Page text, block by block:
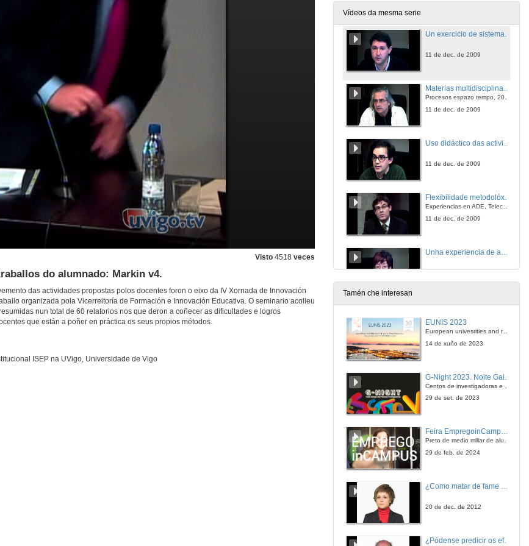
Visto 4518 veces
do alumnado: Markin v4.
das actividades propostas polos docentes foron o eixo da IV Xornada de Innovación
organizada pola Vicerreitoría de Formación e Innovación Educativa. O seminario acolleu
nun total de 60 relatorios nos que deron a coñecer as dificultades e logros
que están a poñer en práctica os seus propios métodos.
ISEP na UVigo, Universidade de Vigo
Vídeos da mesma serie
11 de dec. de 2009
Materias multidisciplinares no EEES.
Procesos espazo tempo, 2008/2009: proposta, seguemento e análise dun exercicio de carácter non presencial.
11 de dec. de 2009
11 de dec. de 2009
Flexibilidade metodolóxica en materias de libre elección; motivacións no alumno, matrícula necesaria e incorporación de coñecementos ao currículo.
Experiencias en ADE, Telecomunicacións, Industriais e Ciencias do Mar.
11 de dec. de 2009
Quenda de preguntas
11 de dec. de 2009
11 de dec. de 2009
11 de dec. de 2009
Tamén che interesan
EUNIS 2023
European univesrities and the digital transformation: challenges and opportunities ahead
14 de xuño de 2023
Centos de investigadoras e investigadores, decenas de actividades e sete cidades
29 de set. de 2023
Feira EmpregoinCampus Vigo 2024
Preto de medio millar de alumnas e alumnos buscan coñecer máis de preto as oportunidades que lles achegan as arredor de medio cento de empresas que participan na edición viguesa da feira. Xunto coa visita aos stands, durante a feria desenvólvense varias actividades complementarias, como obradoiros, conversas, mesas redondas ou o pasaporte de empregabilidade, un espazo no que poderán recibir asesoramento sobre o seu CV.
29 de feb. de 2024
20 de dec. de 2012
¿Pódense predicir os efectos polo achegamento á Terra dos asteroides?